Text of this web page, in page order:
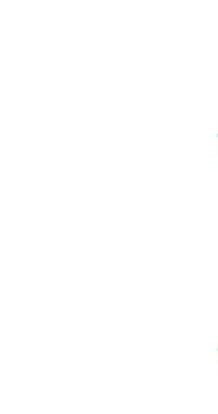
蜜蛋糕
椅墊&「樂一番」日本轉運基本教學